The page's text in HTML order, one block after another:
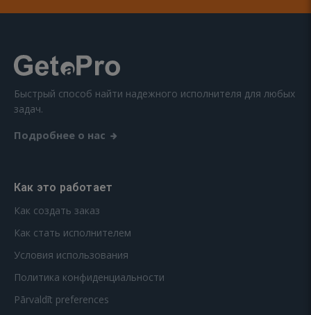
Быстрый способ найти надежного исполнителя для любых
задач.
Подробнее о нас
Как это работает
Как создать заказ
Как стать исполнителем
Условия использования
Политика конфиденциальности
Pārvaldīt preferences